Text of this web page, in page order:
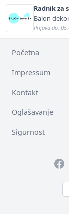
Radnik za
Balon
Prijava do:
Početna
Impressum
Kontakt
Oglašavanje
Sigurnost